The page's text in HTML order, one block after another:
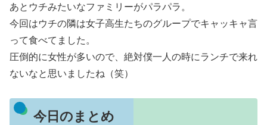
あとウチみたいなファミリーがパラパラ。
今回はウチの隣は女子高生たちのグループでキャッキャ言
って食べてました。
圧倒的に女性が多いので、絶対僕一人の時にランチで来れ
ないなと思いましたね（笑）
今日のまとめ